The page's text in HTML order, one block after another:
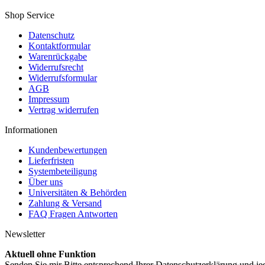
Shop Service
Datenschutz
Kontaktformular
Warenrückgabe
Widerrufsrecht
Widerrufsformular
AGB
Impressum
Vertrag widerrufen
Informationen
Kundenbewertungen
Lieferfristen
Systembeteiligung
Über uns
Universitäten & Behörden
Zahlung & Versand
FAQ Fragen Antworten
Newsletter
Aktuell ohne Funktion